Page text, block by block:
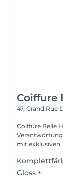
Coiffure
47, Grand Rue
Coiffure Belle
Verantwortung. Unser Fokus liegt auf nachhaltiger
mit
Gloss +